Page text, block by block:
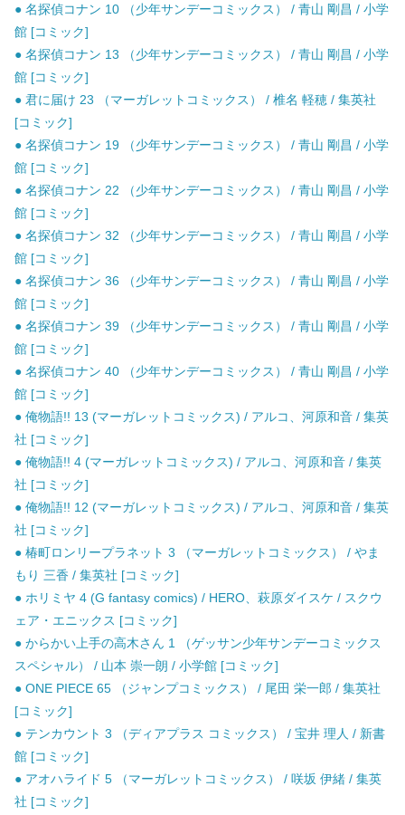
● 名探偵コナン 10 （少年サンデーコミックス） / 青山 剛昌 / 小学
館 [コミック]
● 名探偵コナン 13 （少年サンデーコミックス） / 青山 剛昌 / 小学
館 [コミック]
● 君に届け 23 （マーガレットコミックス） / 椎名 軽穂 / 集英社
[コミック]
● 名探偵コナン 19 （少年サンデーコミックス） / 青山 剛昌 / 小学
館 [コミック]
● 名探偵コナン 22 （少年サンデーコミックス） / 青山 剛昌 / 小学
館 [コミック]
● 名探偵コナン 32 （少年サンデーコミックス） / 青山 剛昌 / 小学
館 [コミック]
● 名探偵コナン 36 （少年サンデーコミックス） / 青山 剛昌 / 小学
館 [コミック]
● 名探偵コナン 39 （少年サンデーコミックス） / 青山 剛昌 / 小学
館 [コミック]
● 名探偵コナン 40 （少年サンデーコミックス） / 青山 剛昌 / 小学
館 [コミック]
● 俺物語!! 13 (マーガレットコミックス) / アルコ、河原和音 / 集英
社 [コミック]
● 俺物語!! 4 (マーガレットコミックス) / アルコ、河原和音 / 集英
社 [コミック]
● 俺物語!! 12 (マーガレットコミックス) / アルコ、河原和音 / 集英
社 [コミック]
● 椿町ロンリープラネット 3 （マーガレットコミックス） / やま
もり 三香 / 集英社 [コミック]
● ホリミヤ 4 (G fantasy comics) / HERO、萩原ダイスケ / スクウ
ェア・エニックス [コミック]
● からかい上手の高木さん 1 （ゲッサン少年サンデーコミックス
スペシャル） / 山本 崇一朗 / 小学館 [コミック]
● ONE PIECE 65 （ジャンプコミックス） / 尾田 栄一郎 / 集英社
[コミック]
● テンカウント 3 （ディアプラス コミックス） / 宝井 理人 / 新書
館 [コミック]
● アオハライド 5 （マーガレットコミックス） / 咲坂 伊緒 / 集英
社 [コミック]